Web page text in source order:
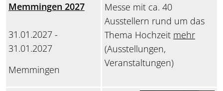
Memmingen 2027
31.01.2027 -
31.01.2027
Memmingen
Messe mit ca. 40
Ausstellern rund um das
Thema Hochzeit mehr
(Ausstellungen,
Veranstaltungen)